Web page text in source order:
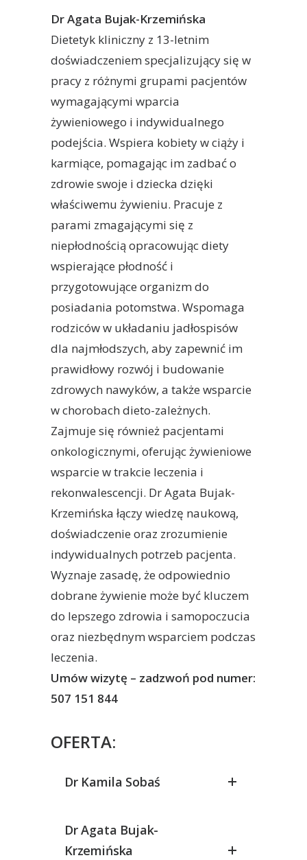
Dr Agata Bujak-Krzemińska
Dietetyk kliniczny z 13-letnim
doświadczeniem specjalizujący się w
pracy z różnymi grupami pacjentów
wymagającymi wparcia
żywieniowego i indywidualnego
podejścia. Wspiera kobiety w ciąży i
karmiące, pomagając im zadbać o
zdrowie swoje i dziecka dzięki
właściwemu żywieniu. Pracuje z
parami zmagającymi się z
niepłodnością opracowując diety
wspierające płodność i
przygotowujące organizm do
posiadania potomstwa. Wspomaga
rodziców w układaniu jadłospisów
dla najmłodszych, aby zapewnić im
prawidłowy rozwój i budowanie
zdrowych nawyków, a także wsparcie
w chorobach dieto-zależnych.
Zajmuje się również pacjentami
onkologicznymi, oferując żywieniowe
wsparcie w trakcie leczenia i
rekonwalescencji. Dr Agata Bujak-
Krzemińska łączy wiedzę naukową,
doświadczenie oraz zrozumienie
indywidualnych potrzeb pacjenta.
Wyznaje zasadę, że odpowiednio
dobrane żywienie może być kluczem
do lepszego zdrowia i samopoczucia
oraz niezbędnym wsparciem podczas
leczenia.
Umów wizytę – zadzwoń pod numer:
507 151 844
OFERTA:
Dr Kamila Sobaś
Dr Agata Bujak-
Krzemińska